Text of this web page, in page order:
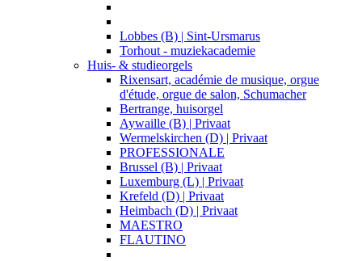
Lobbes (B) | Sint-Ursmarus
Torhout - muziekacademie
Huis- & studieorgels
Rixensart, académie de musique, orgue
d'étude, orgue de salon, Schumacher
Bertrange, huisorgel
Aywaille (B) | Privaat
Wermelskirchen (D) | Privaat
PROFESSIONALE
Brussel (B) | Privaat
Luxemburg (L) | Privaat
Krefeld (D) | Privaat
Heimbach (D) | Privaat
MAESTRO
FLAUTINO